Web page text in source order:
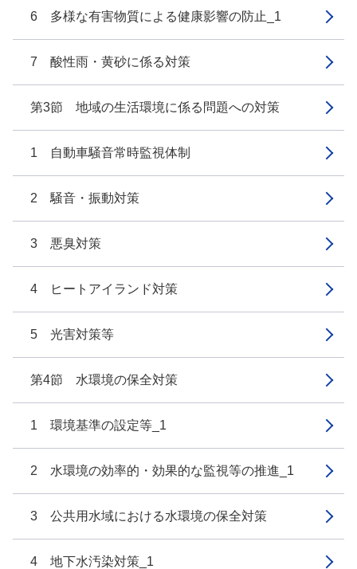
6 多様な有害物質による健康影響の防止_1
7 酸性雨・黄砂に係る対策
第3節 地域の生活環境に係る問題への対策
1 自動車騒音常時監視体制
2 騒音・振動対策
3 悪臭対策
4 ヒートアイランド対策
5 光害対策等
第4節 水環境の保全対策
1 環境基準の設定等_1
2 水環境の効率的・効果的な監視等の推進_1
3 公共用水域における水環境の保全対策
4 地下水汚染対策_1